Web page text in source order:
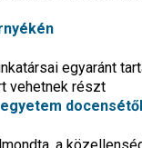
egyaránt
vehetnek részt
docensétől